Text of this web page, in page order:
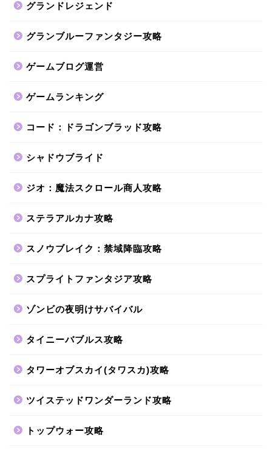
グランドレジェンド
グランブルーファンタジー攻略
ゲームブログ運営
ゲームランキング
コード：ドラゴンブラッド攻略
シャドウブライド
ジオ：魔法スクロール商人攻略
ステラアルカナ攻略
スノウブレイク：禁域降臨攻略
スプライトファンタジア攻略
ゾンビの夜明けサバイバル
タイニーバブルス攻略
タワーオブスカイ(タワスカ)攻略
ツイステッドワンダーランド攻略
トップウォー攻略